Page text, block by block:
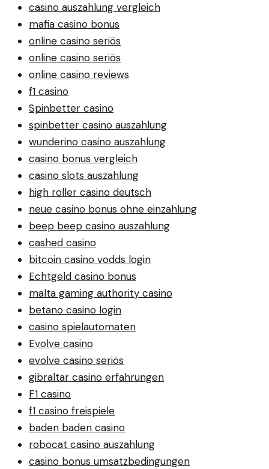
casino auszahlung vergleich
mafia casino bonus
online casino seriös
online casino seriös
online casino reviews
f1 casino
Spinbetter casino
spinbetter casino auszahlung
wunderino casino auszahlung
casino bonus vergleich
casino slots auszahlung
high roller casino deutsch
neue casino bonus ohne einzahlung
beep beep casino auszahlung
cashed casino
bitcoin casino vodds login
Echtgeld casino bonus
malta gaming authority casino
betano casino login
casino spielautomaten
Evolve casino
evolve casino seriös
gibraltar casino erfahrungen
F1 casino
f1 casino freispiele
baden baden casino
robocat casino auszahlung
casino bonus umsatzbedingungen